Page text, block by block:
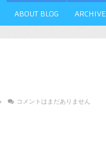
ABOUT BLOG ARCHIVE
コメントはまだありません